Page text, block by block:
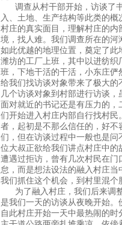
调查从村干部开始，访谈了
入、土地、生产结构等此类的
村庄的真实面目，理解村庄的
境，找人难。我们调查所在的
如此优越的地理位置，奠定了
潍坊的工厂上班，其中以进纺
班，下地干活的干活，小东庄
给我们找访谈对象带来了极大
几个访谈对象到村部进行访谈
面对就近的书记还是有压力的
们开始进入村庄内部自行找村
者，起初是不那么信任的，好
们，但在访谈过程中一般也是
位大叔正欲给我们讲点村庄中
遭遇过拒访，曾有几次村民在
怠，而是想法设法的融入村庄
我们抓住这个机会，到村里混
为了融入村庄，我们后来调整
是我们一天的访谈从夜晚开始
自此村庄开始一天中最热闹的